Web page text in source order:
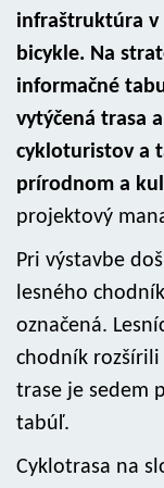
infraštruktúra v
bicykle. Na
informačné
vytýčená trasa
cykloturistov a
prírodnom a
projektový
Pri výstavbe
lesného
označená.
chodník rozšírili
trase je sedem
tabúľ.
Cyklotrasa na